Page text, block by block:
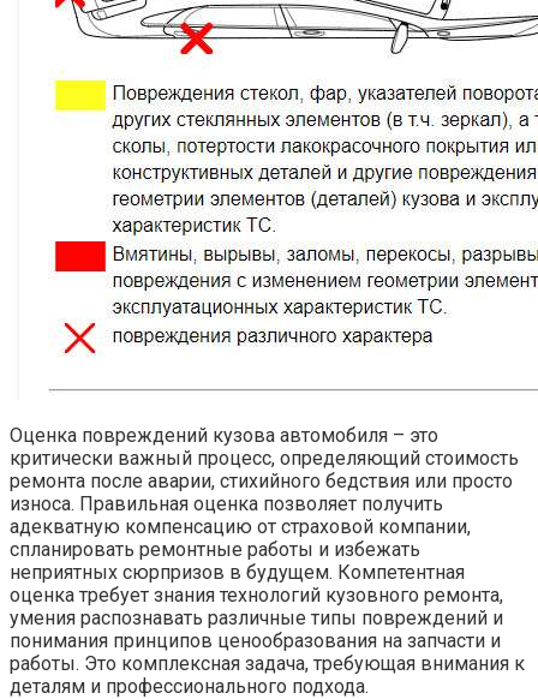
Оценка повреждений кузова автомобиля – это
критически важный процесс, определяющий стоимость
ремонта после аварии, стихийного бедствия или просто
износа. Правильная оценка позволяет получить
адекватную компенсацию от страховой компании,
спланировать ремонтные работы и избежать
неприятных сюрпризов в будущем. Компетентная
оценка требует знания технологий кузовного ремонта,
умения распознавать различные типы повреждений и
понимания принципов ценообразования на запчасти и
работы. Это комплексная задача, требующая внимания к
деталям и профессионального подхода.